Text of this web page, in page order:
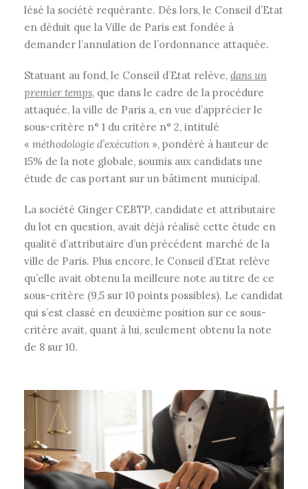
lésé la société requérante. Dès lors, le Conseil d’Etat
en déduit que la Ville de Paris est fondée à
demander l’annulation de l’ordonnance attaquée.
Statuant au fond, le Conseil d’Etat relève, dans un
premier temps, que dans le cadre de la procédure
attaquée, la ville de Paris a, en vue d’apprécier le
sous-critère n° 1 du critère n° 2, intitulé
« méthodologie d’exécution », pondéré à hauteur de
15% de la note globale, soumis aux candidats une
étude de cas portant sur un bâtiment municipal.
La société Ginger CEBTP, candidate et attributaire
du lot en question, avait déjà réalisé cette étude en
qualité d’attributaire d’un précédent marché de la
ville de Paris. Plus encore, le Conseil d’Etat relève
qu’elle avait obtenu la meilleure note au titre de ce
sous-critère (9,5 sur 10 points possibles). Le candidat
qui s’est classé en deuxième position sur ce sous-
critère avait, quant à lui, seulement obtenu la note
de 8 sur 10.